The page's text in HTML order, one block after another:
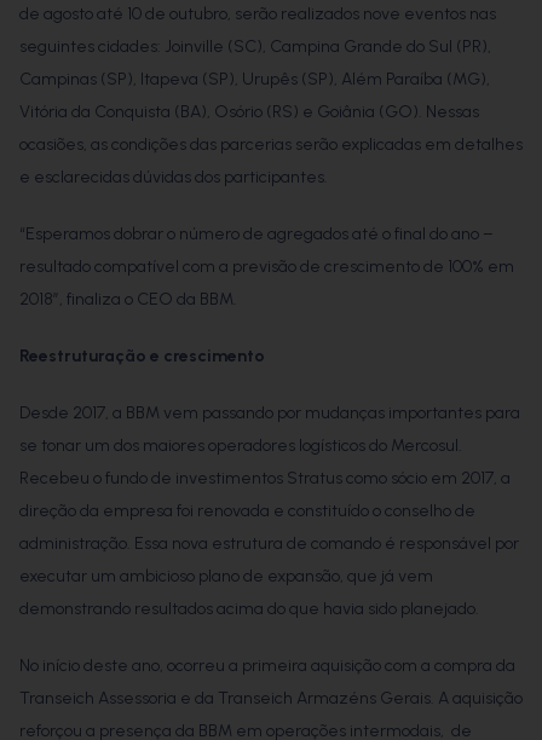
de agosto até 10 de outubro, serão realizados nove eventos nas
seguintes cidades: Joinville (SC), Campina Grande do Sul (PR),
Campinas (SP), Itapeva (SP), Urupês (SP), Além Paraíba (MG),
Vitória da Conquista (BA), Osório (RS) e Goiânia (GO). Nessas
ocasiões, as condições das parcerias serão explicadas em detalhes
e esclarecidas dúvidas dos participantes.
“Esperamos dobrar o número de agregados até o final do ano –
resultado compatível com a previsão de crescimento de 100% em
2018”, finaliza o CEO da BBM.
Reestruturação e crescimento
Desde 2017, a BBM vem passando por mudanças importantes para
se tonar um dos maiores operadores logísticos do Mercosul.
Recebeu o fundo de investimentos Stratus como sócio em 2017, a
direção da empresa foi renovada e constituído o conselho de
administração. Essa nova estrutura de comando é responsável por
executar um ambicioso plano de expansão, que já vem
demonstrando resultados acima do que havia sido planejado.
No início deste ano, ocorreu a primeira aquisição com a compra da
Transeich Assessoria e da Transeich Armazéns Gerais. A aquisição
reforçou a presença da BBM em operações intermodais, de